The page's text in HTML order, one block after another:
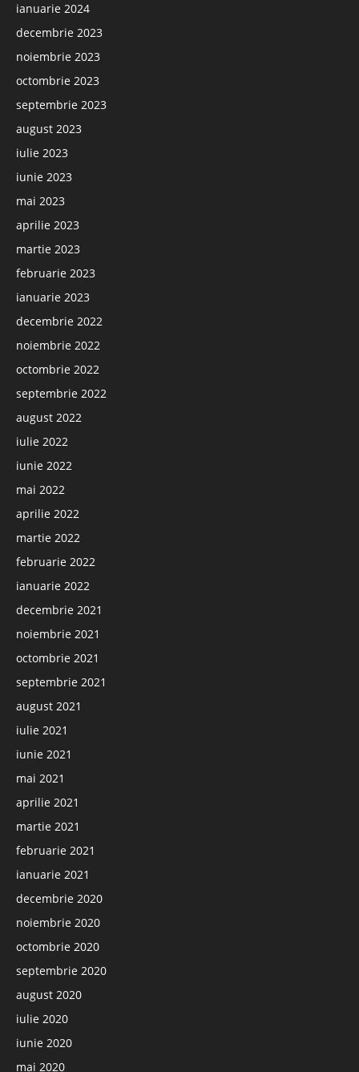
ianuarie 2024
decembrie 2023
noiembrie 2023
octombrie 2023
septembrie 2023
august 2023
iulie 2023
iunie 2023
mai 2023
aprilie 2023
martie 2023
februarie 2023
ianuarie 2023
decembrie 2022
noiembrie 2022
octombrie 2022
septembrie 2022
august 2022
iulie 2022
iunie 2022
mai 2022
aprilie 2022
martie 2022
februarie 2022
ianuarie 2022
decembrie 2021
noiembrie 2021
octombrie 2021
septembrie 2021
august 2021
iulie 2021
iunie 2021
mai 2021
aprilie 2021
martie 2021
februarie 2021
ianuarie 2021
decembrie 2020
noiembrie 2020
octombrie 2020
septembrie 2020
august 2020
iulie 2020
iunie 2020
mai 2020